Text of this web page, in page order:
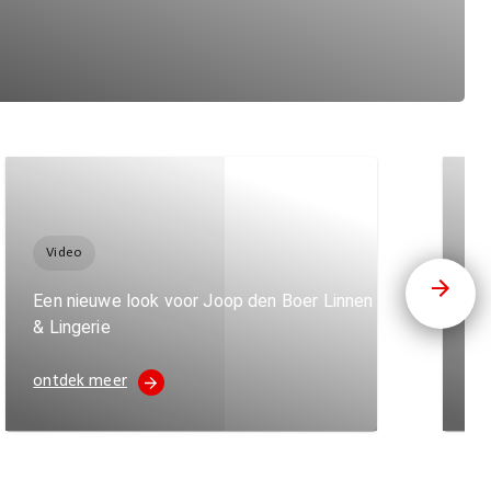
Video
Een nieuwe look voor Joop den Boer Linnen
& Lingerie
ontdek meer